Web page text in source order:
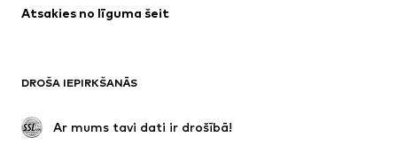
Mēteļi
Svinības
Ekskluzīvi
Atsakies no līguma šeit
DROŠA IEPIRKŠANĀS
Ar mums tavi dati ir drošībā!